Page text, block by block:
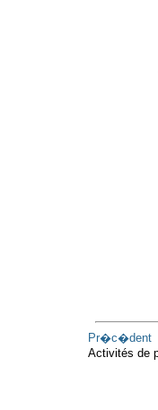
Pr�c�dent
Activités de